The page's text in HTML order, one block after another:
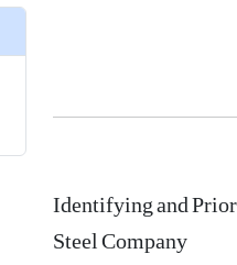
Identifying and
Steel Company